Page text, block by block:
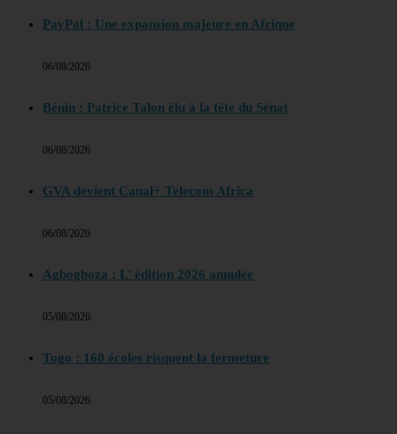
PayPal : Une expansion majeure en Afrique
06/08/2026
Bénin : Patrice Talon élu à la tête du Sénat
06/08/2026
GVA devient Canal+ Telecom Africa
06/08/2026
Agbogboza : L’ édition 2026 annulée
05/08/2026
Togo : 160 écoles risquent la fermeture
05/08/2026